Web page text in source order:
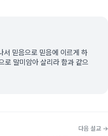
서 믿음으로 믿음에 이르게 하
로 말미암아 살리라 함과 같으
다음 설교 →